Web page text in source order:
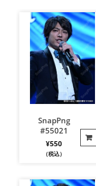
SnapPng
#55021
¥550
（税込）